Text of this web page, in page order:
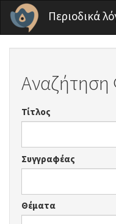
Παράκαμψη προς το κυρίως
Περιοδικά
Αναζήτηση
Τίτλος
Συγγραφέας
Θέματα